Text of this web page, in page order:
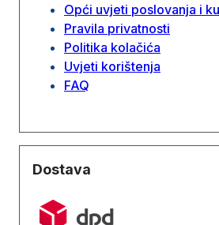
Opći uvjeti poslovanja i
Pravila privatnosti
Politika kolačića
Uvjeti korištenja
FAQ
Dostava